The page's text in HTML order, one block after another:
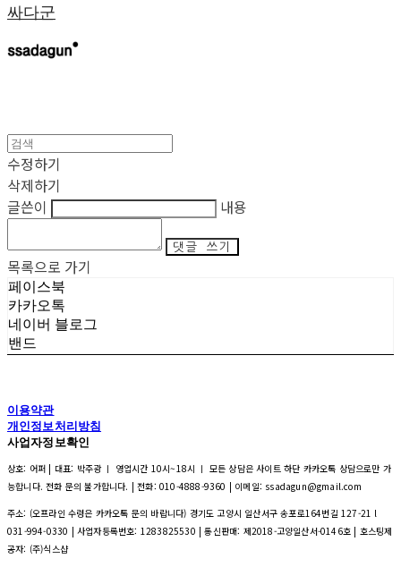
싸다군
수정하기
삭제하기
글쓴이
내용
댓글 쓰기
목록으로 가기
페이스북
카카오톡
네이버 블로그
밴드
이용약관
개인정보처리방침
사업자정보확인
상호: 어퍼 | 대표: 박주광 ㅣ 영업시간 10시~18시 ㅣ 모든 상담은 사이트 하단 카카오톡 상담으로만 가
능합니다. 전화 문의 불가합니다. | 전화: 010-4888-9360 | 이메일: ssadagun@gmail.com
주소: (오프라인 수령은 카카오톡 문의 바랍니다) 경기도 고양시 일산서구 송포로164번길 127-21 l
031-994-0330 | 사업자등록번호: 1283825530 | 통신판매: 제2018-고양일산서-0146호 | 호스팅제
공자: (주)식스샵